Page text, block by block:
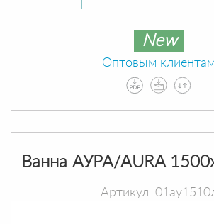
New
Оптовым клиентам
Ванна АУРА/AURA
Артикул: